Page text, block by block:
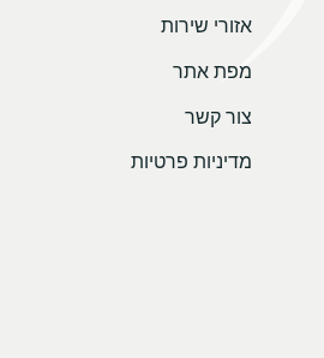
אזורי שירות
מפת אתר
צור קשר
מדיניות פרטיות